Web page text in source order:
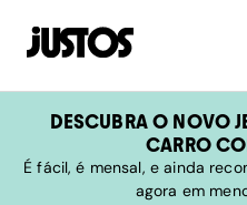
DESCUBRA O NOVO
CARRO
É fácil, é mensal, e ainda
agora em